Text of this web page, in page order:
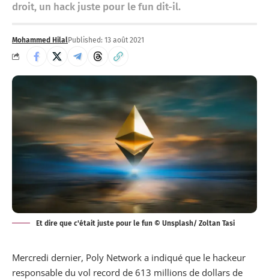
droit, un hack juste pour le fun dit-il.
Mohammed HilalPublished: 13 août 2021
Et dire que c'était juste pour le fun © Unsplash/ Zoltan Tasi
Mercredi dernier, Poly Network a indiqué que le hackeur
responsable du vol record de 613 millions de dollars de